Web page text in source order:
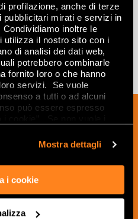
profilazione, anche di terze
pubblicitari mirati e servizi in
inoltre le
utilizza il nostro sito con i
di analisi dei dati web,
potrebbero combinarle
fornito loro o che hanno
servizi. Se vuole
a tutti o ad alcuni
può essere espresso
Mostra dettagli
i cookie
per essere
novità e
e suggerimenti